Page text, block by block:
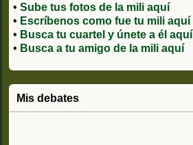
• Sube tus fotos de la mili aquí
• Escríbenos como fue tu mili aquí
• Busca tu cuartel y únete a él aquí
• Busca a tu amigo de la mili aquí
Mis debates